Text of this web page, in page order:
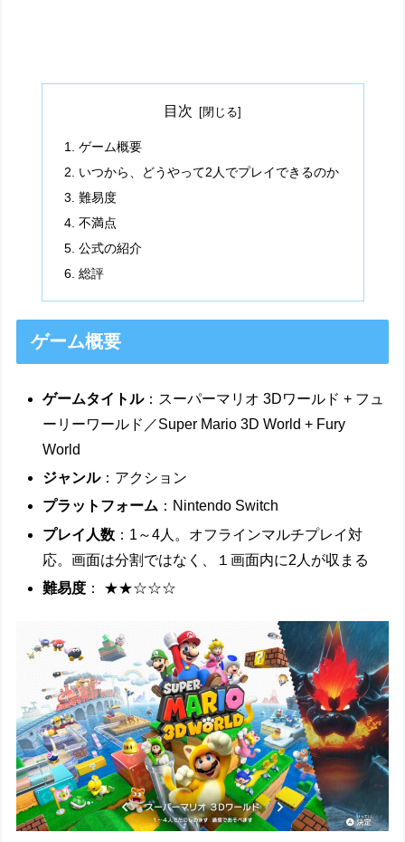
目次
ゲーム概要
いつから、どうやって2人でプレイできるのか
難易度
不満点
公式の紹介
総評
ゲーム概要
ゲームタイトル：スーパーマリオ 3Dワールド + フュ
ーリーワールド／Super Mario 3D World + Fury
World
ジャンル：アクション
プラットフォーム ：Nintendo Switch
プレイ人数 ：1～4人。オフラインマルチプレイ対
応。画面は分割ではなく、１画面内に2人が収まる
難易度 ： ★★☆☆☆